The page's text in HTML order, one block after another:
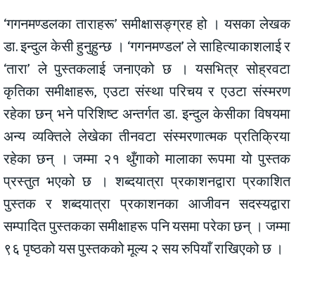
‘गगनमण्डलका ताराहरू’ समीक्षासङ्ग्रह हो । यसका लेखक
डा. इन्दुल केसी हुनुहुन्छ । ‘गगनमण्डल’ ले साहित्याकाशलाई र
‘तारा’ ले पुस्तकलाई जनाएको छ । यसभित्र सोह्रवटा
कृतिका समीक्षाहरू, एउटा संस्था परिचय र एउटा संस्मरण
रहेका छन् भने परिशिष्ट अन्तर्गत डा. इन्दुल केसीका विषयमा
अन्य व्यक्तिले लेखेका तीनवटा संस्मरणात्मक प्रतिक्रिया
रहेका छन् । जम्मा २१ थुँगाको मालाका रूपमा यो पुस्तक
प्रस्तुत भएको छ । शब्दयात्रा प्रकाशनद्वारा प्रकाशित
पुस्तक र शब्दयात्रा प्रकाशनका आजीवन सदस्यद्वारा
सम्पादित पुस्तकका समीक्षाहरू पनि यसमा परेका छन् । जम्मा
९६ पृष्ठको यस पुस्तकको मूल्य २ सय रुपियाँ राखिएको छ ।